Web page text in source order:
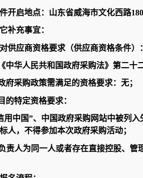
开启地点：山东省威海市文化西路
补充事宜：
对供应商资格要求（供应商资格条件）：
中华人民共和国政府采购法》第二十
府采购政策需满足的资格要求：无；
的特定资格要求：
用中国”、中国政府采购网站中被列
人，不得参加本次政府采购活动；
责人为同一人或者存在直接控股、